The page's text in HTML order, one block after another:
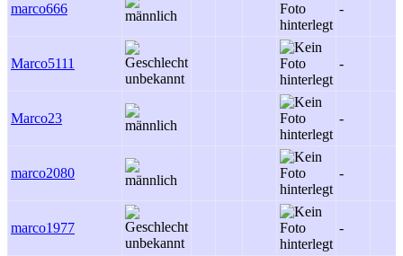
marco666 -
Marco5111 -
Marco23 -
marco2080 -
marco1977 -